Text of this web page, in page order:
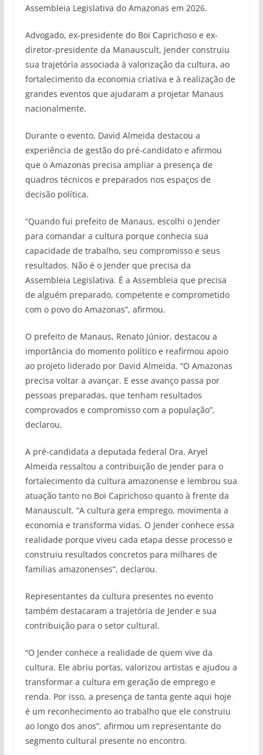
Assembleia Legislativa do Amazonas em 2026.
Advogado, ex-presidente do Boi Caprichoso e ex-
diretor-presidente da Manauscult, Jender construiu
sua trajetória associada à valorização da cultura, ao
fortalecimento da economia criativa e à realização de
grandes eventos que ajudaram a projetar Manaus
nacionalmente.
Durante o evento, David Almeida destacou a
experiência de gestão do pré-candidato e afirmou
que o Amazonas precisa ampliar a presença de
quadros técnicos e preparados nos espaços de
decisão política.
“Quando fui prefeito de Manaus, escolhi o Jender
para comandar a cultura porque conhecia sua
capacidade de trabalho, seu compromisso e seus
resultados. Não é o Jender que precisa da
Assembleia Legislativa. É a Assembleia que precisa
de alguém preparado, competente e comprometido
com o povo do Amazonas”, afirmou.
O prefeito de Manaus, Renato Júnior, destacou a
importância do momento político e reafirmou apoio
ao projeto liderado por David Almeida. “O Amazonas
precisa voltar a avançar. E esse avanço passa por
pessoas preparadas, que tenham resultados
comprovados e compromisso com a população”,
declarou.
A pré-candidata a deputada federal Dra. Aryel
Almeida ressaltou a contribuição de Jender para o
fortalecimento da cultura amazonense e lembrou sua
atuação tanto no Boi Caprichoso quanto à frente da
Manauscult. “A cultura gera emprego, movimenta a
economia e transforma vidas. O Jender conhece essa
realidade porque viveu cada etapa desse processo e
construiu resultados concretos para milhares de
famílias amazonenses”, declarou.
Representantes da cultura presentes no evento
também destacaram a trajetória de Jender e sua
contribuição para o setor cultural.
“O Jender conhece a realidade de quem vive da
cultura. Ele abriu portas, valorizou artistas e ajudou a
transformar a cultura em geração de emprego e
renda. Por isso, a presença de tanta gente aqui hoje
é um reconhecimento ao trabalho que ele construiu
ao longo dos anos”, afirmou um representante do
segmento cultural presente no encontro.